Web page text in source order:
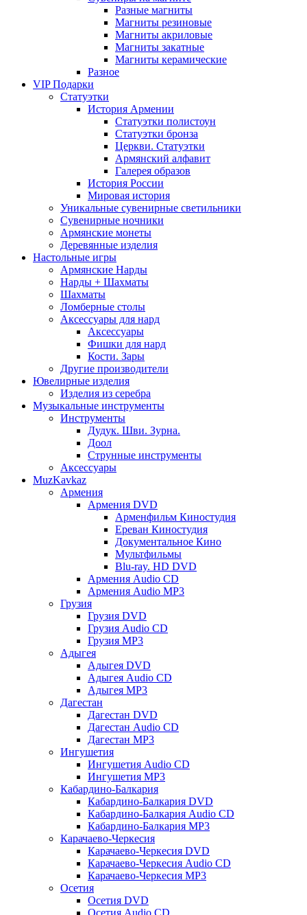
Разные магниты
Магниты резиновые
Магниты акриловые
Магниты закатные
Магниты керамические
Разное
VIP Подарки
Статуэтки
История Армении
Статуэтки полистоун
Статуэтки бронза
Церкви. Статуэтки
Армянский алфавит
Галерея образов
История России
Мировая история
Уникальные сувенирные светильники
Сувенирные ночники
Армянские монеты
Деревянные изделия
Настольные игры
Армянские Нарды
Нарды + Шахматы
Шахматы
Ломберные столы
Аксессуары для нард
Аксессуары
Фишки для нард
Кости. Зары
Другие производители
Ювелирные изделия
Изделия из серебра
Музыкальные инструменты
Инструменты
Дудук. Шви. Зурна.
Доол
Струнные инструменты
Аксессуары
MuzKavkaz
Армения
Армения DVD
Арменфильм Киностудия
Ереван Киностудия
Документальное Кино
Мультфильмы
Blu-ray. HD DVD
Армения Audio CD
Армения Audio MP3
Грузия
Грузия DVD
Грузия Audio CD
Грузия MP3
Адыгея
Адыгея DVD
Адыгея Audio CD
Адыгея MP3
Дагестан
Дагестан DVD
Дагестан Audio CD
Дагестан MP3
Ингушетия
Ингушетия Audio CD
Ингушетия MP3
Кабардино-Балкария
Кабардино-Балкария DVD
Кабардино-Балкария Audio CD
Кабардино-Балкария MP3
Карачаево-Черкесия
Карачаево-Черкесия DVD
Карачаево-Черкесия Audio CD
Карачаево-Черкесия MP3
Осетия
Осетия DVD
Осетия Audio CD